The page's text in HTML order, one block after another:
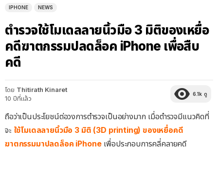
IPHONE NEWS
ตำรวจใช้โมเดลลายนิ้วมือ 3 มิติของเหยื่อ
คดีฆาตกรรมปลดล็อค iPhone เพื่อสืบ
คดี
โดย Thitirath Kinaret
10 ปีที่แล้ว
6.1k ดู
ถือว่าเป็นประโยชน์ต่อวงการตำรวจเป็นอย่างมาก เมื่อตำรวจมีแนวคิดที่
จะ ใช้โมเดลลายนิ้วมือ 3 มิติ (3D printing) ของเหยื่อคดี
ฆาตกรรมมาปลดล็อค iPhoneเพื่อประกอบการคลี่คลายคดี